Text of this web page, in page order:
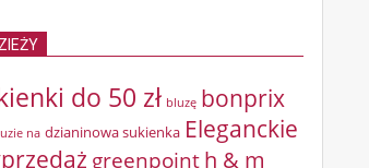
do 50 zł bluzę bonprix
na dzianinowa sukienka Eleganckie
greenpointh & m